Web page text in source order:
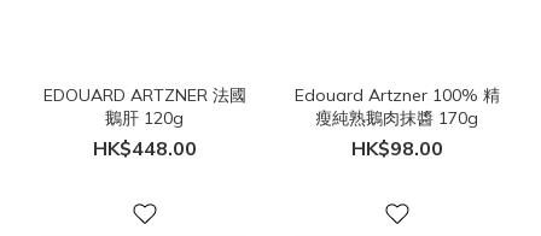
EDOUARD ARTZNER 法國
鵝肝 120g
HK$448.00
Edouard Artzner 100% 精
瘦純熟鵝肉抹醬 170g
HK$98.00